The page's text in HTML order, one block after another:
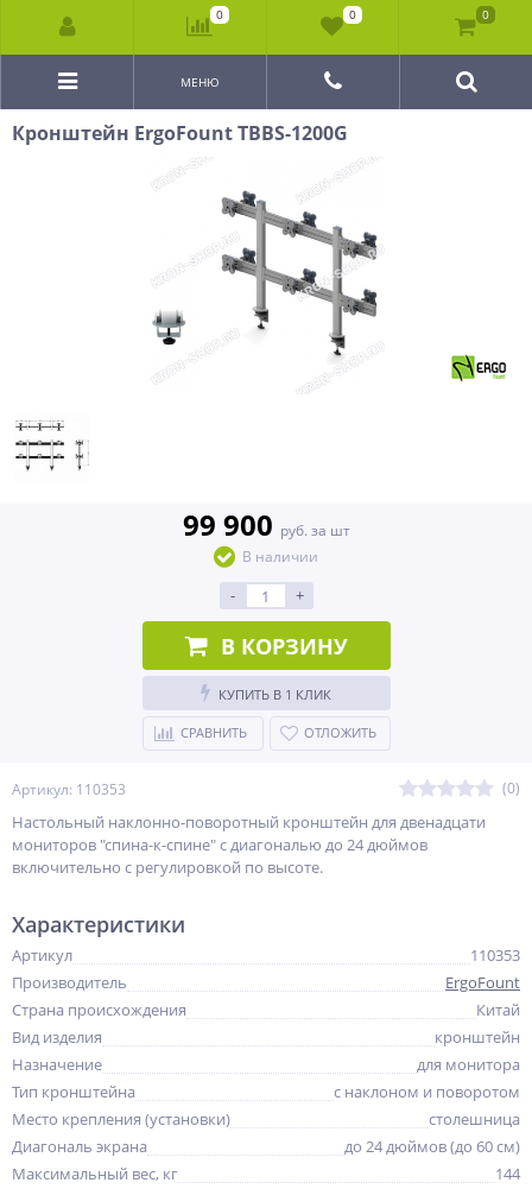
МЕНЮ
Кронштейн ErgoFount TBBS-1200G
Артикул: 110353 (0)
Настольный наклонно-поворотный кронштейн для двенадцати
мониторов "спина-к-спине" с диагональю до 24 дюймов
включительно с регулировкой по высоте.
99 900 руб. за шт
В наличии
- +
В КОРЗИНУ
КУПИТЬ В 1 КЛИК
СРАВНИТЬ ОТЛОЖИТЬ
Характеристики
Артикул
110353
Производитель
ErgoFount
Страна происхождения
Китай
Вид изделия
кронштейн
Назначение
для монитора
Тип кронштейна
с наклоном и поворотом
Место крепления (установки)
столешница
Диагональ экрана
до 24 дюймов (до 60 см)
Максимальный вес, кг
144
0 0 0